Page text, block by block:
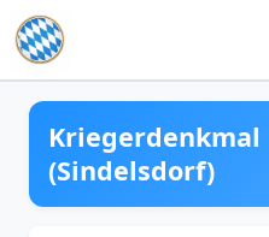
Zum Inhalt springen
Kriegerdenkmal
(Sindelsdorf)